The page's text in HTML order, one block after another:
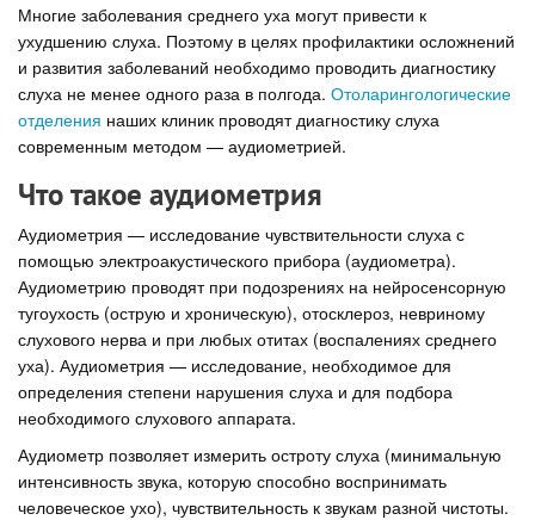
Многие заболевания среднего уха могут привести к
ухудшению слуха. Поэтому в целях профилактики осложнений
и развития заболеваний необходимо проводить диагностику
слуха не менее одного раза в полгода. Отоларингологические
отделения наших клиник проводят диагностику слуха
современным методом — аудиометрией.
Что такое аудиометрия
Аудиометрия — исследование чувствительности слуха с
помощью электроакустического прибора (аудиометра).
Аудиометрию проводят при подозрениях на нейросенсорную
тугоухость (острую и хроническую), отосклероз, невриному
слухового нерва и при любых отитах (воспалениях среднего
уха). Аудиометрия — исследование, необходимое для
определения степени нарушения слуха и для подбора
необходимого слухового аппарата.
Аудиометр позволяет измерить остроту слуха (минимальную
интенсивность звука, которую способно воспринимать
человеческое ухо), чувствительность к звукам разной чистоты.